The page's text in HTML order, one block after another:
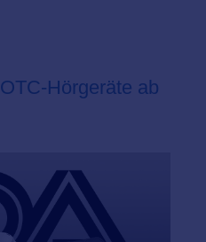
Hörgeräte ab